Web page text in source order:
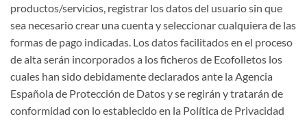
productos/servicios, registrar los datos del usuario sin que
sea necesario crear una cuenta y seleccionar cualquiera de las
formas de pago indicadas. Los datos facilitados en el proceso
de alta serán incorporados a los ficheros de Ecofolletos los
cuales han sido debidamente declarados ante la Agencia
Española de Protección de Datos y se regirán y tratarán de
conformidad con lo establecido en la Política de Privacidad